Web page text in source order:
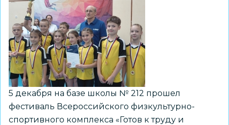
выполнили
нормативы
ГТО
по
итогам
прошлого
года
5 декабря на базе школы № 212 прошел
фестиваль Всероссийского физкультурно-
спортивного комплекса «Готов к труду и